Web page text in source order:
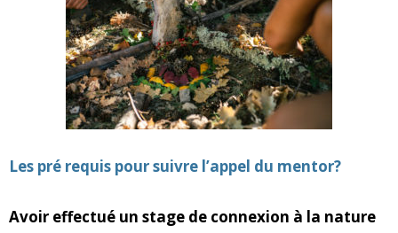
Les pré requis pour suivre l’appel du mentor?
Avoir effectué un stage de connexion à la nature